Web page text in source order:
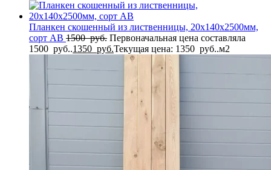
Планкен скошенный из лиственницы, 20x140x2500мм,
сорт AB 1500руб. Первоначальная цена составляла
1500 руб..1350 руб.Текущая цена: 1350 руб..м2